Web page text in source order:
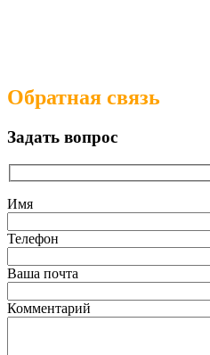
Обратная связь
Задать вопрос
Имя
Телефон
Ваша почта
Комментарий